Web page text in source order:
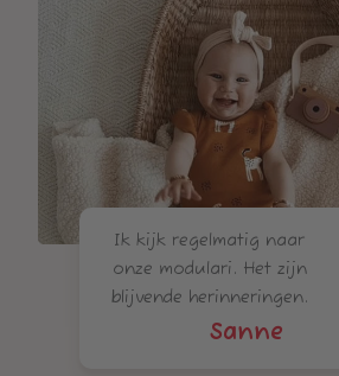
Ik kijk regelmatig naar
onze modulari. Het zijn
blijvende herinneringen.
Sanne